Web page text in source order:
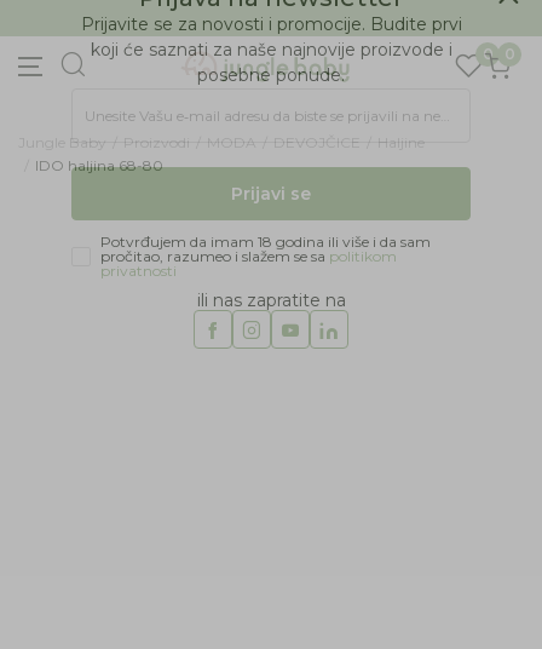
BESPLATNA ISPORUKA Paketa preko 4.000 RSD
0 0
Jungle Baby Proizvodi MODA DEVOJČICE
Haljine
IDO haljina 68-80
Prijava na newsletter
Prijavite se za novosti i promocije. Budite prvi
koji će saznati za naše najnovije proizvode i
posebne ponude.
Prijavi se
Potvrđujem da imam 18 godina ili više i da sam
pročitao, razumeo i slažem se sapolitikom
ili nas zapratite na